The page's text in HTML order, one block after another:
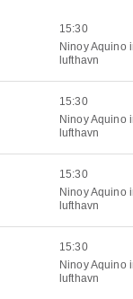
15:30
Ninoy Aquino
lufthavn
15:30
Ninoy Aquino
lufthavn
15:30
Ninoy Aquino
lufthavn
15:30
Ninoy Aquino
lufthavn